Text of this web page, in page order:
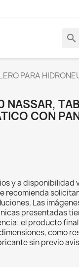
search
PARA
CON
y a disponibilidad
recomienda
Las
presentadas
el producto
como
sin previo